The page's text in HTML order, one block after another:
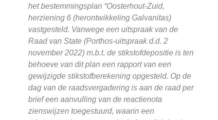
het bestemmingsplan “Oosterhout-Zuid,
herziening 6 (herontwikkeling Galvanitas)
vastgesteld. Vanwege een uitspraak van de
Raad van State (Porthos-uitspraak d.d. 2
november 2022) m.b.t. de stikstofdepositie is ten
behoeve van dit plan een rapport van een
gewijzigde stikstofberekening opgesteld. Op de
dag van de raadsvergadering is aan de raad per
brief een aanvulling van de reactienota
zienswijzen toegestuurd, waarin een